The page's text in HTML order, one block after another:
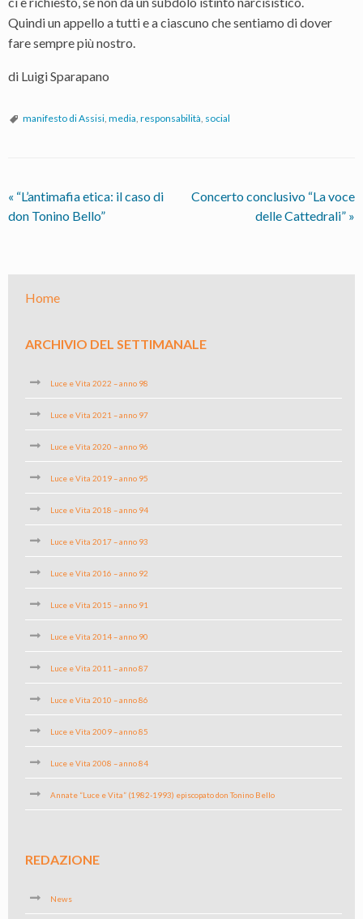
Quindi un appello a tutti e a ciascuno che sentiamo di dover
fare sempre più nostro.
di Luigi Sparapano
manifesto di Assisi media responsabilità social
« “L’antimafia etica: il caso di
don Tonino Bello”
Concerto conclusivo “La voce
delle Cattedrali” »
Home
ARCHIVIO DEL SETTIMANALE
Luce e Vita 2022 – anno 98
Luce e Vita 2021 – anno 97
Luce e Vita 2020 – anno 96
Luce e Vita 2019 – anno 95
Luce e Vita 2018 – anno 94
Luce e Vita 2017 – anno 93
Luce e Vita 2016 – anno 92
Luce e Vita 2015 – anno 91
Luce e Vita 2014 – anno 90
Luce e Vita 2011 – anno 87
Luce e Vita 2010 – anno 86
Luce e Vita 2009 – anno 85
Luce e Vita 2008 – anno 84
Annate “Luce e Vita” (1982-1993) episcopato don Tonino Bello
REDAZIONE
News